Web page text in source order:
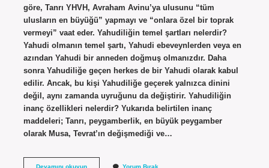
göre, Tanrı YHVH, Avraham Avinu’ya ulusunu “tüm
ulusların en büyüğü” yapmayı ve “onlara özel bir toprak
vermeyi” vaat eder. Yahudiliğin temel şartları nelerdir?
Yahudi olmanın temel şartı, Yahudi ebeveynlerden veya en
azından Yahudi bir anneden doğmuş olmanızdır. Daha
sonra Yahudiliğe geçen herkes de bir Yahudi olarak kabul
edilir. Ancak, bu kişi Yahudiliğe geçerek yalnızca dinini
değil, aynı zamanda uyruğunu da değiştirir. Yahudiliğin
inanç özellikleri nelerdir? Yukarıda belirtilen inanç
maddeleri; Tanrı, peygamberlik, en büyük peygamber
olarak Musa, Tevrat’ın değişmediği ve…
Devamını okuyunYahudilik
Yorum Bırak